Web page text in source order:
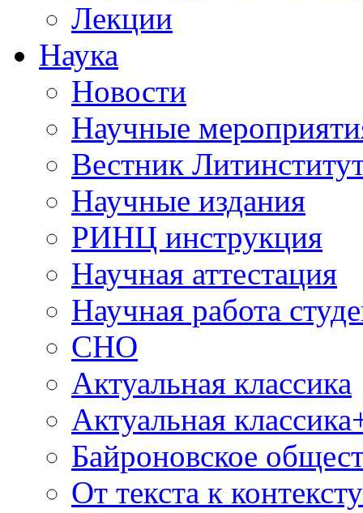
Лекции
Наука
Новости
Научные
Вестник
Научные издания
РИНЦ инструкция
Научная аттестация
Научная работа
СНО
Актуальная классика
Актуальная
Байроновское
От текста к